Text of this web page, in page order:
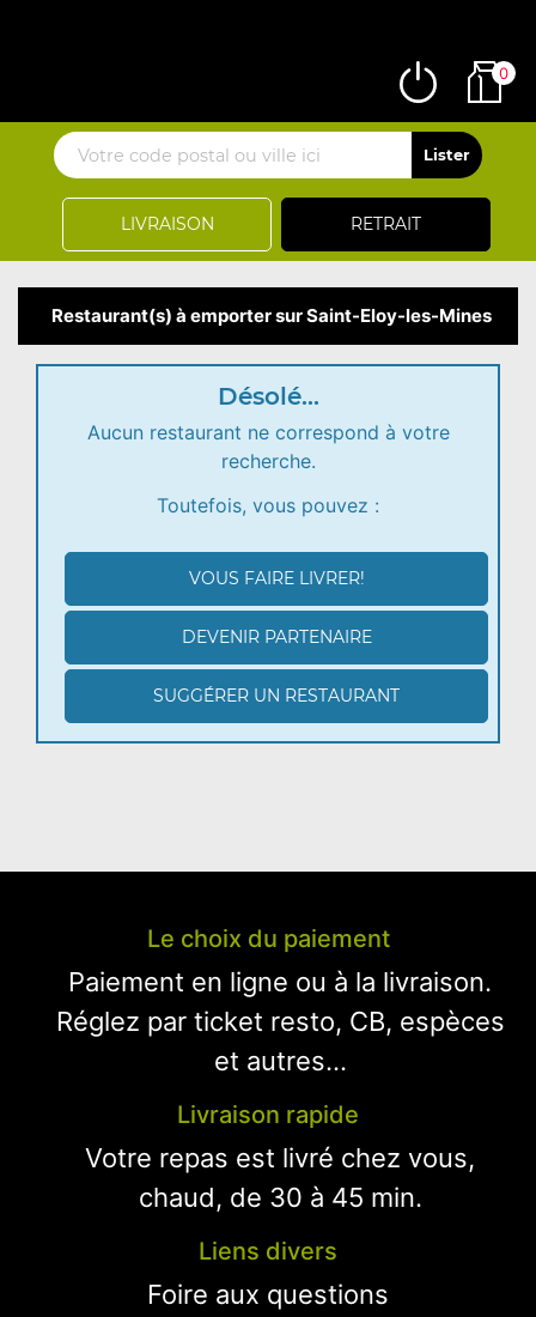
LIVRAISON RETRAIT
0
Restaurant(s) à emporter sur Saint-Eloy-les-Mines
Désolé...
Aucun restaurant ne correspond à votre
recherche.
Toutefois, vous pouvez :
VOUS FAIRE LIVRER!
DEVENIR PARTENAIRE
SUGGÉRER UN RESTAURANT
Le choix du paiement
Paiement en ligne ou à la livraison.
Réglez par ticket resto, CB, espèces
et autres...
Livraison rapide
Votre repas est livré chez vous,
chaud, de 30 à 45 min.
Liens divers
Foire aux questions